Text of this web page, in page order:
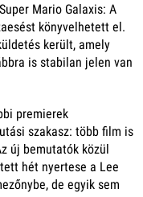
Mario Galaxis: A
könyvelhetett el.
került, amely
is stabilan jelen van
premierek
szakasz: több film is
új bemutatók közül
hét nyertese a Lee
de egyik sem